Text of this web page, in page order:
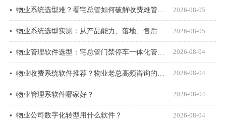
物业系统选型难？看宅总管如何破解收费难管理乱 2026-08-05
2026-08-05
2026-08-04
2026-08-04
物业管理系软件哪家好？ 2026-08-04
物业公司数字化转型用什么软件？ 2026-08-04